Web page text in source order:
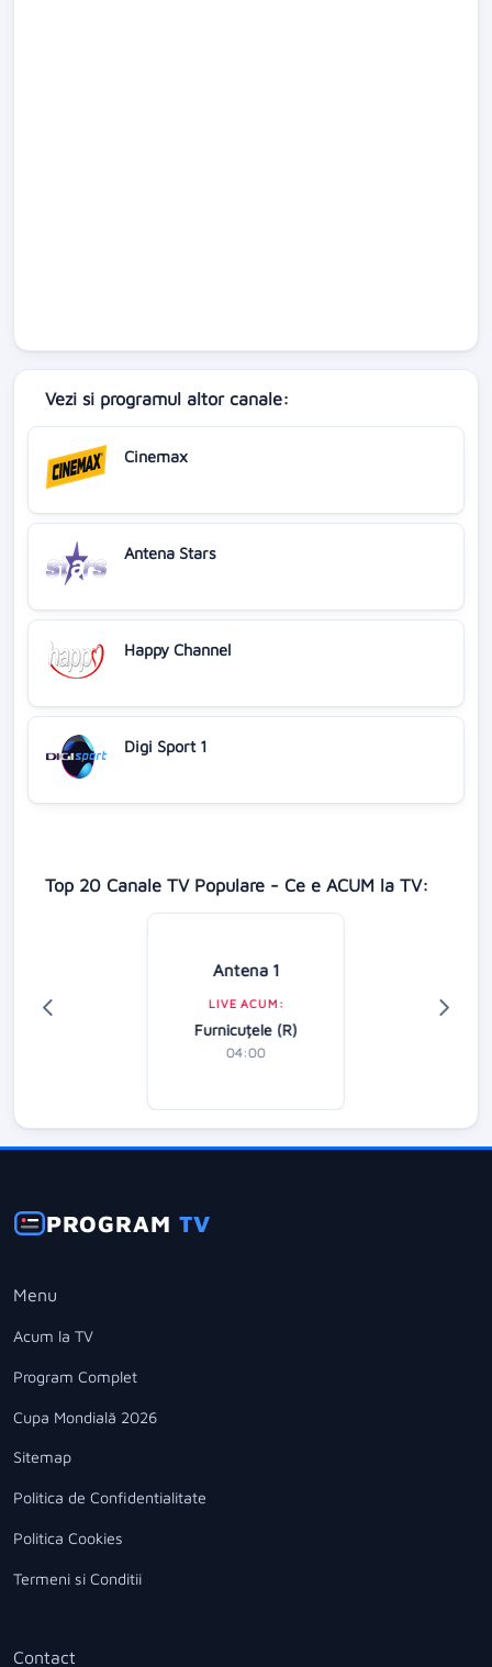
Vezi si programul altor canale:
Cinemax
Antena Stars
Happy Channel
Digi Sport 1
Top 20 Canale TV Populare - Ce e ACUM la TV:
Antena 1
LIVE ACUM:
Furnicuțele (R)
04:00
PROGRAMTV
Menu
Acum la TV
Program Complet
Cupa Mondială 2026
Sitemap
Politica de Confidentialitate
Politica Cookies
Termeni si Conditii
Contact